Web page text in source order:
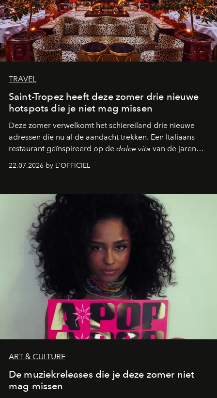
TRAVEL
Saint-Tropez heeft deze zomer drie nieuwe
hotspots die je niet mag missen
Deze zomer verwelkomt het schiereiland drie nieuwe
adressen die nu al de aandacht trekken. Een Italiaans
restaurant geïnspireerd op de dolce vita van de jaren
zestig, een Japanse hotspot die na zonsondergang
verandert in een bruisende ontmoetingsplek en de
neerstrijkt in Saint-Tropez. Dit zijn de nieuwe adressen
die deze zomer de toon zetten, van lange lunches tot
zwoele nachten.
22.07.2026 by L'OFFICIEL
ART & CULTURE
De muziekreleases die je deze zomer niet
mag missen